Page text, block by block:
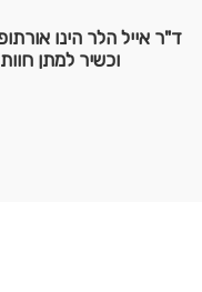
ד"ר אייל הלר הינו
וכשיר למתן